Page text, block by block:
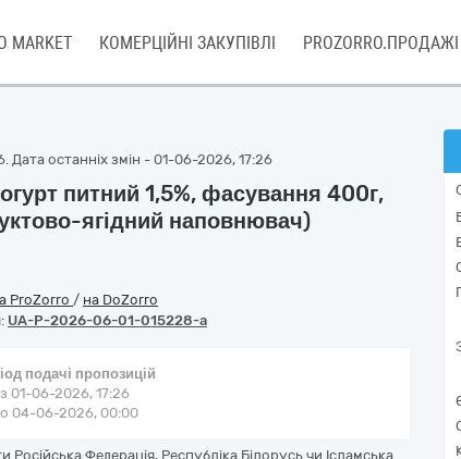
MARKET КОМЕРЦІЙНІ ЗАКУПІВЛІ PROZORRO.ПРОДАЖІ
останніх змін - 01-06-2026, 17:26
питний 1,5%, фасування 400г,
ягідний наповнювач)
ProZorro / на DoZorro
UA-P-2026-06-01-015228-a
подачі пропозицій
з 01-06-2026, 17:26
04-06-2026, 00:00
Федерація, Республіка Білорусь чи Ісламська